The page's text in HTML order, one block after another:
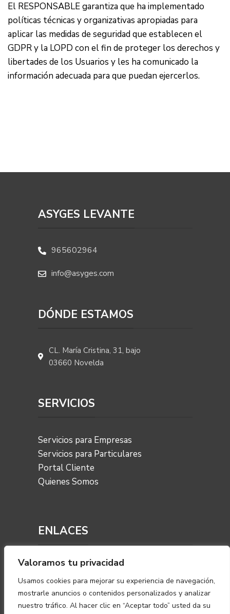
Valoramos tu privacidad
Usamos cookies para mejorar su experiencia de navegación,
mostrarle anuncios o contenidos personalizados y analizar
nuestro tráfico. Al hacer clic en “Aceptar todo” usted da su
El RESPONSABLE garantiza que ha implementado
políticas técnicas y organizativas apropiadas para
aplicar las medidas de seguridad que establecen el
GDPR y la LOPD con el fin de proteger los derechos y
libertades de los Usuarios y les ha comunicado la
información adecuada para que puedan ejercerlos.
ASYGES LEVANTE
965602964
info@asyges.com
DÓNDE ESTAMOS
CL. María Cristina, 31, bajo
03660 Novelda
SERVICIOS
Servicios para Empresas
Servicios para Particulares
Portal Cliente
Quienes Somos
ENLACES
Aviso Legal
Política de Privacidad
Política de Cookies